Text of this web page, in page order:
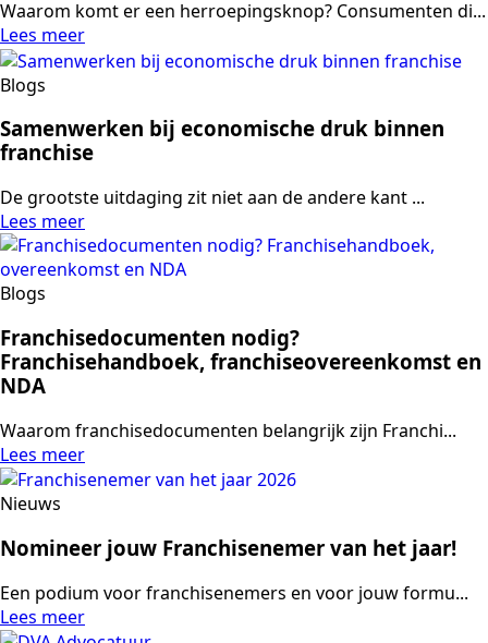
Waarom komt er een herroepingsknop? Consumenten di...
Lees meer
Blogs
Samenwerken bij economische druk binnen
franchise
De grootste uitdaging zit niet aan de andere kant ...
Lees meer
Blogs
Franchisedocumenten nodig?
Franchisehandboek, franchiseovereenkomst en
NDA
Waarom franchisedocumenten belangrijk zijn Franchi...
Lees meer
Nieuws
Nomineer jouw Franchisenemer van het jaar!
Een podium voor franchisenemers en voor jouw formu...
Lees meer